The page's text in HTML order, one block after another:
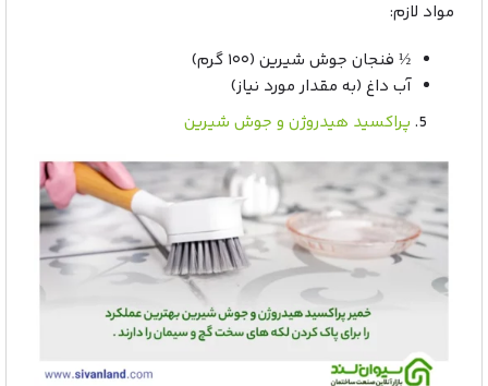
مواد لازم:
½ فنجان جوش شیرین (۱۰۰ گرم)
آب داغ (به مقدار مورد نیاز)
پراکسید هیدروژن و جوش شیرین